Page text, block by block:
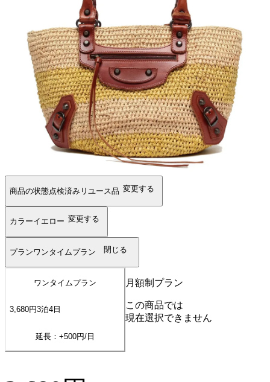
商品の状態点検済みリユース品 変更する
カラーイエロー 変更する
プランワンタイムプラン 閉じる
ワンタイムプラン
3,680円3泊4 日
延長：+500円/日
月額制プラン
この商品では
現在選択できません